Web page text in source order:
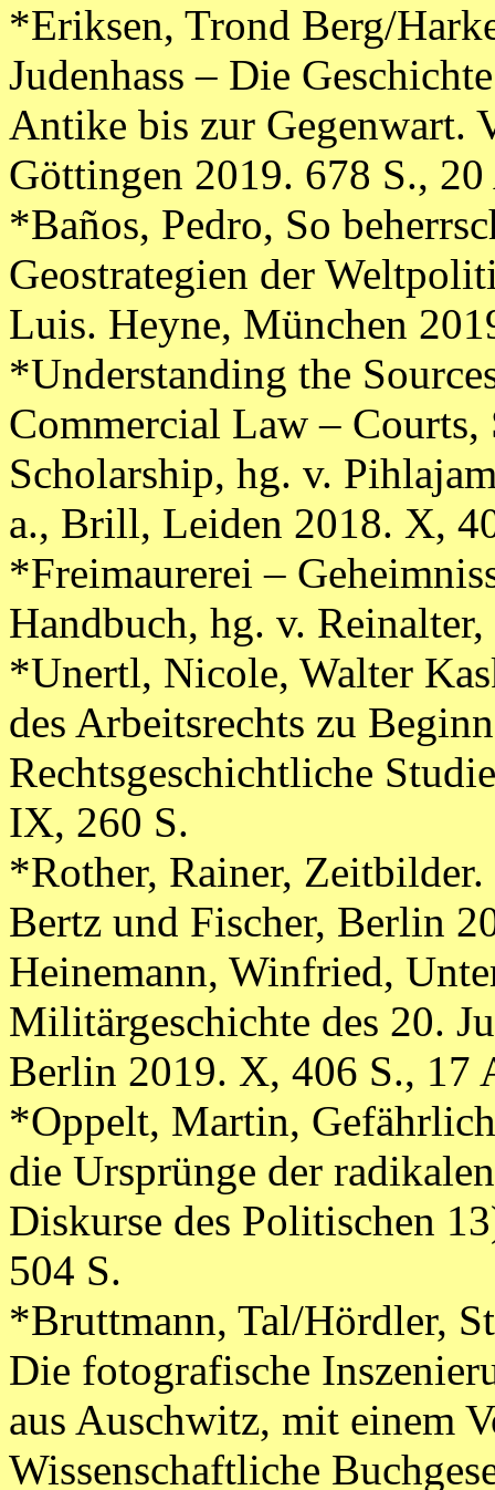
*Eriksen, Trond Berg/
Judenhass – Die
Antike bis zur Gegenwart.
Göttingen 2019. 678 S.,
*Baños, Pedro, So
Geostrategien der
Luis. Heyne, München
*Understanding the
Commercial Law – Courts,
Scholarship, hg. v.
a., Brill, Leiden 2018. X,
*Freimaurerei –
Handbuch, hg. v.
*Unertl, Nicole, Walter
des Arbeitsrechts zu
Rechtsgeschichtliche
IX, 260 S.
*Rother, Rainer,
Bertz und Fischer, Berlin
Heinemann, Winfried,
Militärgeschichte des 20.
Berlin 2019. X, 406 S., 17
*Oppelt, Martin,
die Ursprünge der
Diskurse des Politischen
504 S.
*Bruttmann, Tal/Hördler,
Die fotografische
aus Auschwitz, mit einem
Wissenschaftliche